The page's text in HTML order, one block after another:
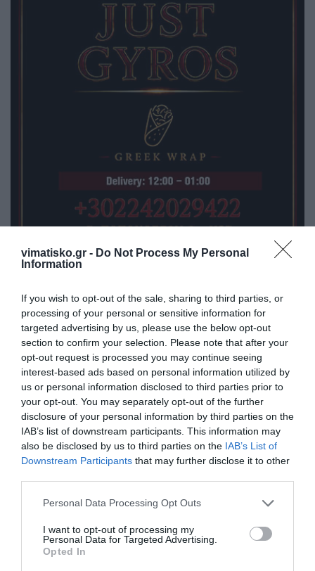
vimatisko.gr - Do Not Process My Personal
Information
If you wish to opt-out of the sale, sharing to third parties, or
processing of your personal or sensitive information for
targeted advertising by us, please use the below opt-out
section to confirm your selection. Please note that after your
opt-out request is processed you may continue seeing
interest-based ads based on personal information utilized by
us or personal information disclosed to third parties prior to
your opt-out. You may separately opt-out of the further
disclosure of your personal information by third parties on the
IAB’s list of downstream participants. This information may
also be disclosed by us to third parties on the IAB’s List of
Downstream Participants that may further disclose it to other
Personal Data Processing Opt Outs
I want to opt-out of processing my
Personal Data for Targeted Advertising.
Opted In
Η ανωνυμία είναι το καλύτερο κρησφύγετο δειλίας και
χυδαιότητας!
Σχόλια 0
Πρόσθεσε ένα σχόλιο